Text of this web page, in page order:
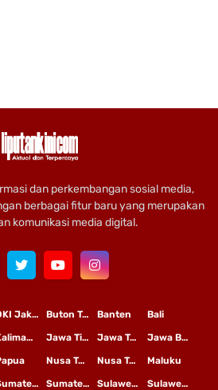
dan perkembangan sosial media,
berbagai fitur baru yang merupakan
komunikasi media digital.
Bali
Banten
Buton Tengah
DKI Jakarta
Jawa Barat
Jawa Tengah
Jawa Timur
Kalimantan Tengah
Maluku
Nusa Tenggara Barat
Nusa Tenggara Timur
Sulawesi Tengah
Sulawesi Utara
Sumatera Barat
Sumatera Selatan